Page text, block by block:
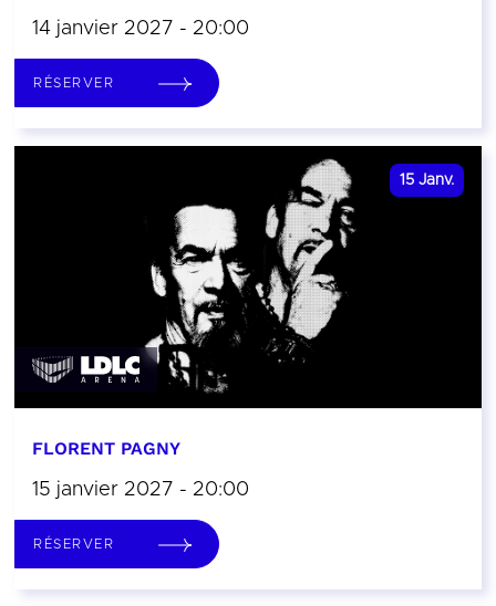
14 janvier 2027 - 20:00
RÉSERVER
15 Janv.
FLORENT PAGNY
15 janvier 2027 - 20:00
RÉSERVER